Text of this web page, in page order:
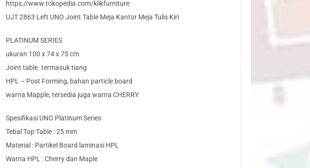
https://www.tokopedia.com/klikfurniture
UJT 2863 Left UNO Joint Table Meja Kantor Meja Tulis Kiri
PLATINUM SERIES
ukuran 100 x 74 x 75 cm
Joint table. termasuk tiang
HPL – Post Forming, bahan particle board
warna Mapple, tersedia juga warna CHERRY
Spesifikasi UNO Platinum Series
Tebal Top Table : 25 mm
Material : Partikel Board laminasi HPL
Warna HPL : Cherry dan Maple